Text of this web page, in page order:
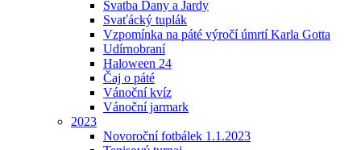
Svatba Dany a Jardy
Svaťácký tuplák
Vzpomínka na páté výročí úmrtí Karla Gotta
Udírnobraní
Haloween 24
Čaj o páté
Vánoční kvíz
Vánoční jarmark
2023
Novoroční fotbálek 1.1.2023